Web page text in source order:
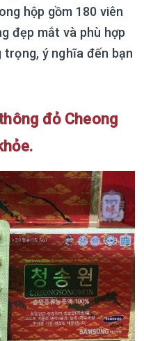
hộp gồm 180 viên
đẹp mắt và phù hợp
trọng, ý nghĩa đến bạn
đỏ Cheong